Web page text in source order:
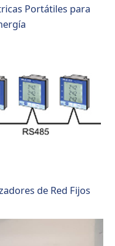
Portátiles para
de Red Fijos